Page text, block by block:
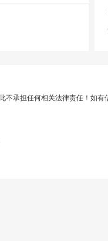
不承担任何相关法律责任！如有